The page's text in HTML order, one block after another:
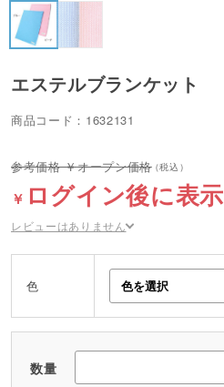
エステルブランケット
商品コード：1632131
オープン価格
ログイン後に表示
レビューはありません
色
数量